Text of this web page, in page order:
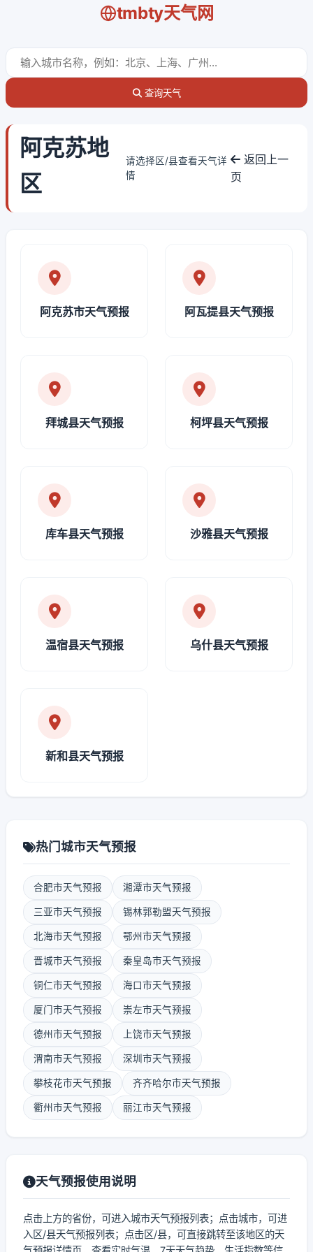
tmbty天气网
查询天气
阿克苏地
区
请选择区/县查看天气详
情
返回上一
页
阿克苏市天气预报 阿瓦提县天气预报
拜城县天气预报 柯坪县天气预报
库车县天气预报 沙雅县天气预报
温宿县天气预报 乌什县天气预报
新和县天气预报
热门城市天气预报
合肥市天气预报 湘潭市天气预报
三亚市天气预报 锡林郭勒盟天气预报
北海市天气预报 鄂州市天气预报
晋城市天气预报 秦皇岛市天气预报
铜仁市天气预报 海口市天气预报
厦门市天气预报 崇左市天气预报
德州市天气预报 上饶市天气预报
渭南市天气预报 深圳市天气预报
攀枝花市天气预报 齐齐哈尔市天气预报
衢州市天气预报 丽江市天气预报
天气预报使用说明
点击上方的省份，可进入城市天气预报列表；点击城市，可进
入区/县天气预报列表；点击区/县，可直接跳转至该地区的天